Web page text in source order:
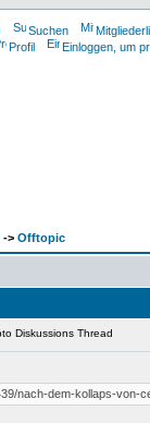
Suchen
Profil
Einloggen, um
-> Offtopic
Diskussions Thread
nach-dem-kollaps-